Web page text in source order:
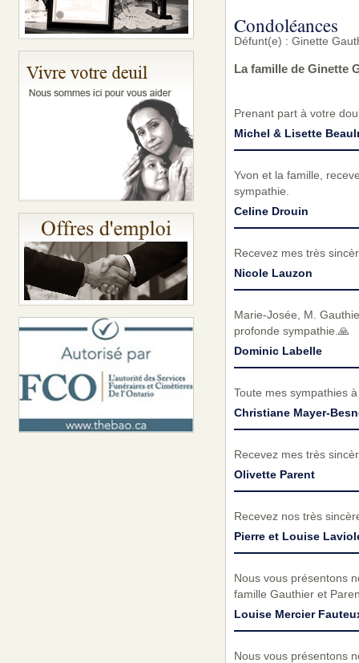
Condoléances
Défunt(e) : Ginette
La famille de Ginette
Prenant part à votre
Michel & Lisette
Yvon et la famille,
sympathie.
Celine Drouin
Recevez mes très
Nicole Lauzon
Marie-Josée, M.
profonde sympathie.🙏
Dominic Labelle
Toute mes sympathies
Christiane Mayer-
Recevez mes très
Olivette Parent
Recevez nos très
Pierre et Louise
Nous vous présentons
famille Gauthier et
Louise Mercier
Nous vous présentons